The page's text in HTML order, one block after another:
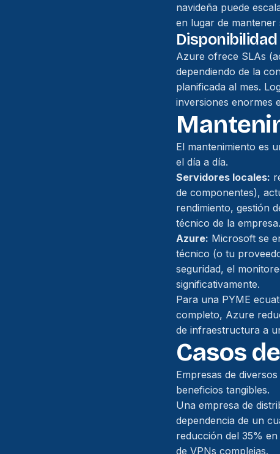
navideña puede
en lugar de mantener
Disponibilidad
Azure ofrece SLAs
dependiendo de la
planificada al mes.
inversiones enormes
El mantenimiento es
el día a día.
Servidores locales:
de componentes),
rendimiento, gestión
técnico de la empresa.
Azure: Microsoft se
técnico (o tu
seguridad, el
significativamente.
Para una PYME
completo, Azure
de infraestructura a
Casos
Empresas de
beneficios tangibles.
Una empresa de
dependencia de un
reducción del 35%
de VPNs complejas.